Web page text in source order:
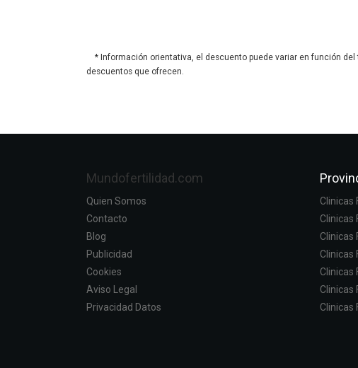
* Información orientativa, el descuento puede variar en función
descuentos que ofrecen.
Mundofertilidad.com
Quien Somos
Contacto
Blog
Publicidad
Cookies
Aviso Legal
Privacidad Datos
Clinicas
Clinicas
Clinicas
Clinicas
Clinicas
Clinicas
Clinicas